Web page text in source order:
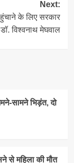
Next:
के लिए सरकार
विश्वनाथ मेघवाल
सामने भिड़ंत, दो
से महिला की मौत